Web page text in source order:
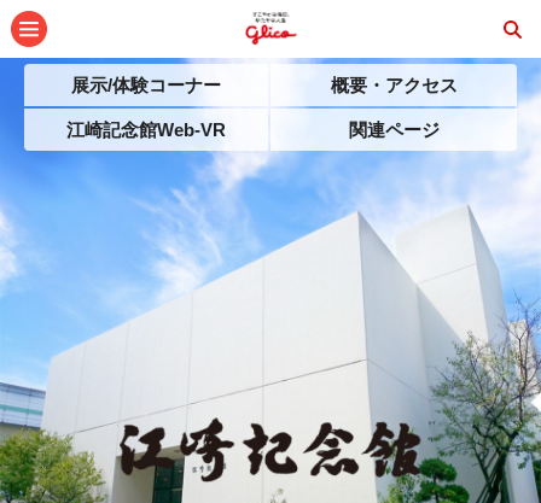
展示/体験コーナー 概要・アクセス
江崎記念館Web-VR 関連ページ